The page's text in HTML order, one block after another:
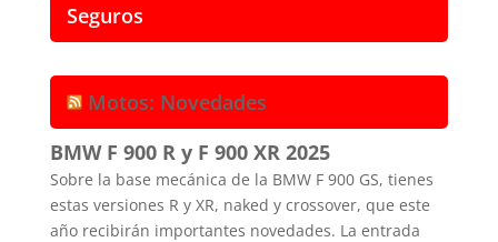
Seguros
Motos: Novedades
BMW F 900 R y F 900 XR 2025
Sobre la base mecánica de la BMW F 900 GS, tienes
estas versiones R y XR, naked y crossover, que este
año recibirán importantes novedades. La entrada